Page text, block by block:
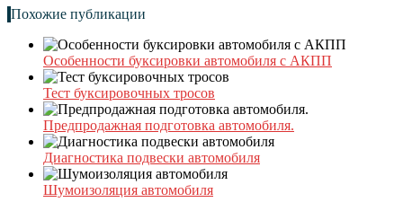
Похожие публикации
Особенности буксировки автомобиля с АКПП
Тест буксировочных тросов
Предпродажная подготовка автомобиля.
Диагностика подвески автомобиля
Шумоизоляция автомобиля